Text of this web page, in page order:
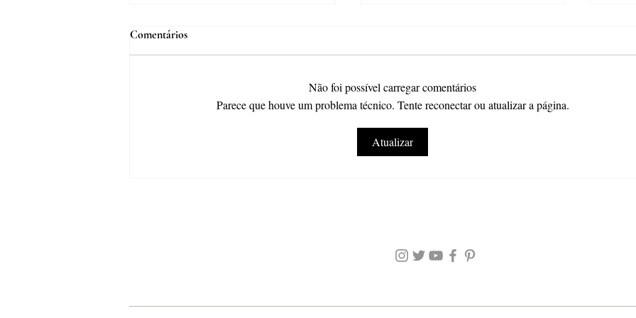
O Outro Evangelho
Jesus Veio me Salvar… Do quê?
Comentários
Não foi possível carregar comentários
Parece que houve um problema técnico. Tente reconectar ou atualizar a página.
Atualizar